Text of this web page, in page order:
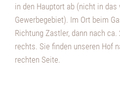
in den Hauptort ab (nicht in das
Gewerbegebiet). Im Ort beim
Richtung Zastler, dann nach
rechts. Sie finden unseren Hof
rechten Seite.